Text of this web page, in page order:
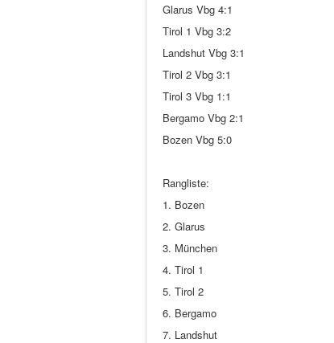
Glarus Vbg 4:1
Tirol 1 Vbg 3:2
Landshut Vbg 3:1
Tirol 2 Vbg 3:1
Tirol 3 Vbg 1:1
Bergamo Vbg 2:1
Bozen Vbg 5:0
Rangliste:
1. Bozen
2. Glarus
3. München
4. Tirol 1
5. Tirol 2
6. Bergamo
7. Landshut